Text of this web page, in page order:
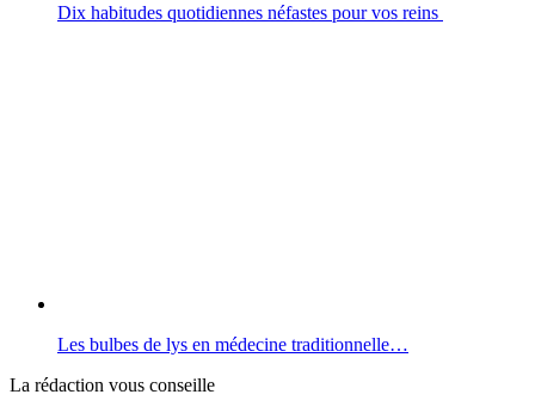
Dix habitudes quotidiennes néfastes pour vos reins
Les bulbes de lys en médecine traditionnelle…
La rédaction vous conseille